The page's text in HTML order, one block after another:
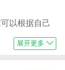
以根据自己
特的移动装甲
展开更多